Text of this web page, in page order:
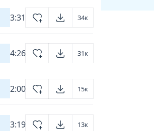
3:31
34к
4:26
31к
2:00
15к
3:19
13к